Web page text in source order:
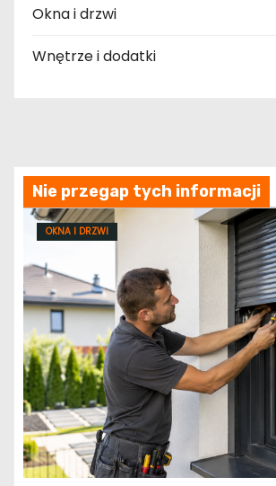
Okna i drzwi
Wnętrze i dodatki
Nie przegap tych informacji
OKNA I DRZWI